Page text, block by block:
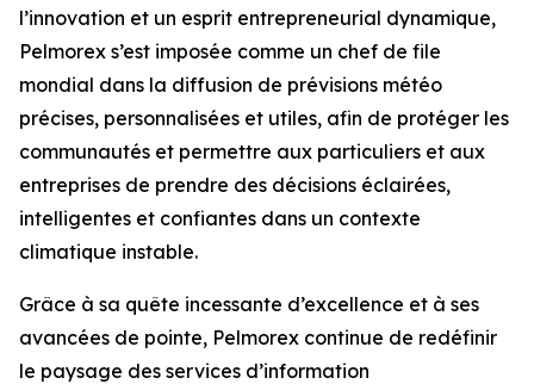
l’innovation et un esprit entrepreneurial dynamique,
Pelmorex s’est imposée comme un chef de file
mondial dans la diffusion de prévisions météo
précises, personnalisées et utiles, afin de protéger les
communautés et permettre aux particuliers et aux
entreprises de prendre des décisions éclairées,
intelligentes et confiantes dans un contexte
climatique instable.
Grâce à sa quête incessante d’excellence et à ses
avancées de pointe, Pelmorex continue de redéfinir
le paysage des services d’information